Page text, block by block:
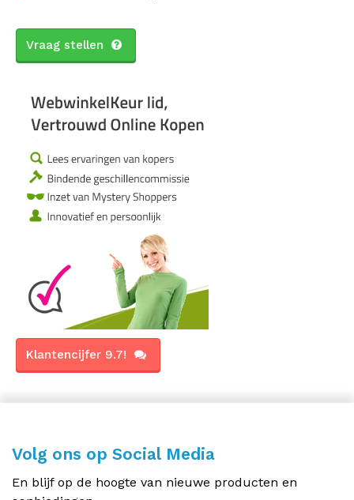
Vraag stellen
Klantencijfer 9.7!
Volg ons op Social Media
En blijf op de hoogte van nieuwe producten en